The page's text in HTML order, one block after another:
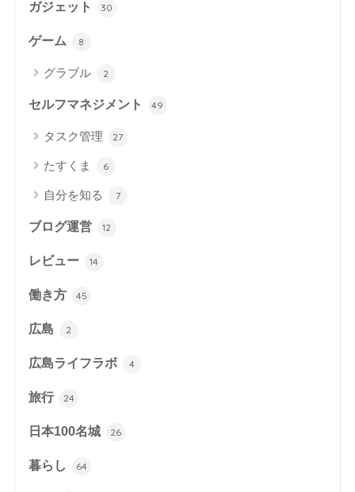
ガジェット 30
ゲーム 8
グラブル 2
セルフマネジメント 49
タスク管理 27
たすくま 6
自分を知る 7
ブログ運営 12
レビュー 14
働き方 45
広島 2
広島ライフラボ 4
旅行 24
日本100名城 26
暮らし 64